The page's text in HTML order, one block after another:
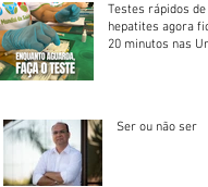
Testes rápidos
hepatites agora
20 minutos nas
Ser ou não ser